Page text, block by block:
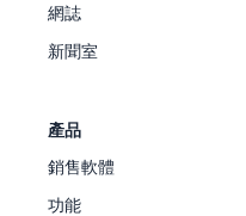
網誌
新聞室
產品
銷售軟體
功能